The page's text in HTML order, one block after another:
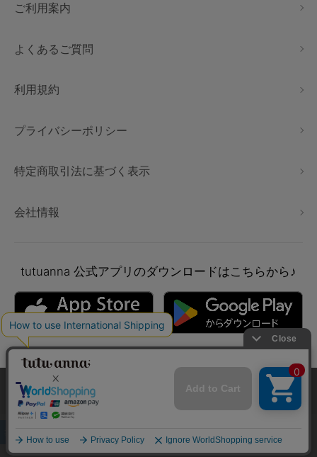
ご利用案内
よくあるご質問
利用規約
プライバシーポリシー
特定商取引法に基づく表示
会社情報
tutuanna 公式アプリのダウンロードはこちらから♪
本サイトでは、より快適にご利用いただけるようCookieを利用し
ています。詳細については
をご確認くださ
い。
承諾する